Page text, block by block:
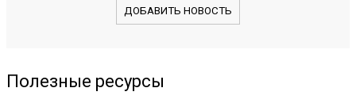
ДОБАВИТЬ НОВОСТЬ
Полезные ресурсы